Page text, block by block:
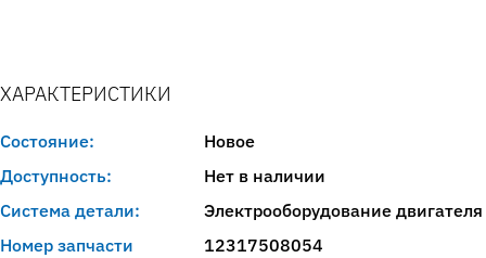
ХАРАКТЕРИСТИКИ
Состояние:
Новое
Доступность:
Нет в наличии
Система детали:
Электрооборудование двигателя
Номер запчасти
12317508054